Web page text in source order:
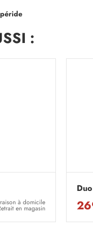
:
à domicile
en magasin